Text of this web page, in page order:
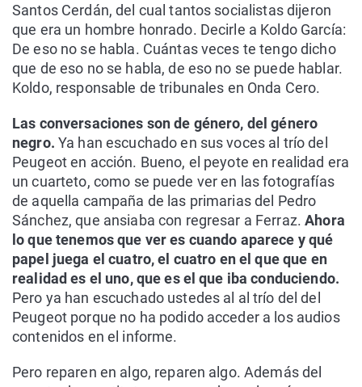
Santos Cerdán, del cual tantos socialistas dijeron
que era un hombre honrado. Decirle a Koldo García:
De eso no se habla. Cuántas veces te tengo dicho
que de eso no se habla, de eso no se puede hablar.
Koldo, responsable de tribunales en Onda Cero.
Las conversaciones son de género, del género
negro. Ya han escuchado en sus voces al trío del
Peugeot en acción. Bueno, el peyote en realidad era
un cuarteto, como se puede ver en las fotografías
de aquella campaña de las primarias del Pedro
Sánchez, que ansiaba con regresar a Ferraz. Ahora
lo que tenemos que ver es cuando aparece y qué
papel juega el cuatro, el cuatro en el que que en
realidad es el uno, que es el que iba conduciendo.
Pero ya han escuchado ustedes al al trío del del
Peugeot porque no ha podido acceder a los audios
contenidos en el informe.
Pero reparen en algo, reparen algo. Además del